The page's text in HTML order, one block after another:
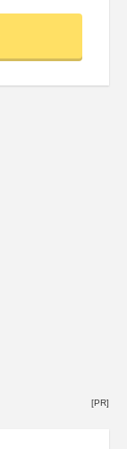
[PR]